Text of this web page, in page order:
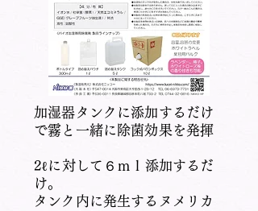
加湿器タンクに添加するだけ
で霧と一緒に除菌効果を発揮
2ℓに対して６ｍｌ添加するだ
け。
タンク内に発生するヌメリカ